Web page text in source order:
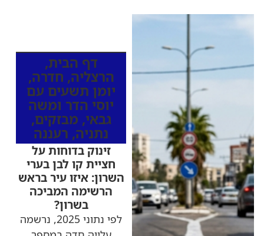
דף הבית,
הרצליה, חדרה,
יומן תשעים עם
יוסי הדר ומשה
גבאי, מבזקים,
נתניה, רעננה
זינוק בדוחות על
חציית קו לבן בערי
השרון: איזו עיר בראש
הרשימה המביכה
בשרון?
לפי נתוני 2025, נרשמה